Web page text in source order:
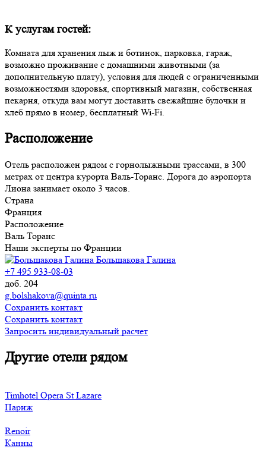
К услугам гостей:
Комната для хранения лыж и ботинок, парковка, гараж,
возможно проживание с домашними животными (за
дополнительную плату), условия для людей с ограниченными
возможностями здоровья, спортивный магазин, собственная
пекарня, откуда вам могут доставить свежайшие булочки и
хлеб прямо в номер, бесплатный Wi-Fi.
Расположение
Отель расположен рядом с горнолыжными трассами, в 300
метрах от центра курорта Валь-Торанс. Дорога до аэропорта
Лиона занимает около 3 часов.
Страна
Франция
Расположение
Валь Торанс
Наши эксперты по Франции
Большакова Галина
+7 495 933-08-03
доб. 204
g.bolshakova@quinta.ru
Сохранить контакт
Сохранить контакт
Запросить индивидуальный расчет
Другие отели рядом
Timhotel Opera St Lazare
Париж
Renoir
Канны